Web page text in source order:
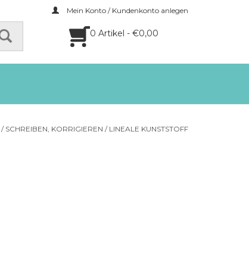
Mein Konto / Kundenkonto anlegen
0 Artikel - €0,00
/ SCHREIBEN, KORRIGIEREN / LINEALE KUNSTSTOFF